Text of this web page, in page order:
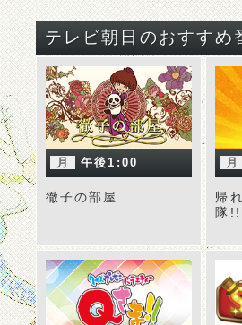
テレビ朝日のおすすめ
月 午後1:00
徹子の部屋
月
帰
隊!!